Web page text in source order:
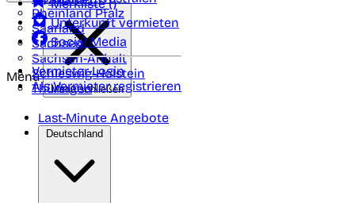
Rheinland Pfalz
Saarland
Sachsen
Sachsen-Anhalt
Schleswig-Holstein
Thüringen
Merkliste ()
Unterkunft vermieten
Social Media
Vermieter-Login
Als Vermieter registrieren
Menü
Menü schließen
Last-Minute Angebote
Deutschland